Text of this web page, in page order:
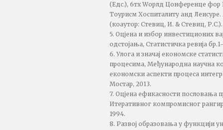
(Едс.), 6тх Wорлд Цонференце фор
Тоурисм Хоспиталитy анд Леисуре.
(коаутор: Стевиц, И. & Стевиц, Р.С.).
5. Оцјена и избор инвестиционих
одстојања, Статистичка ревија
6. Улога и значај економске
процесима, Међународна научна
економски аспекти процеса
Мостар, 2013.
7. Оцјена ефикасности пословања
Итеративног компромисног
1994.
8. Развој образовања у функцији